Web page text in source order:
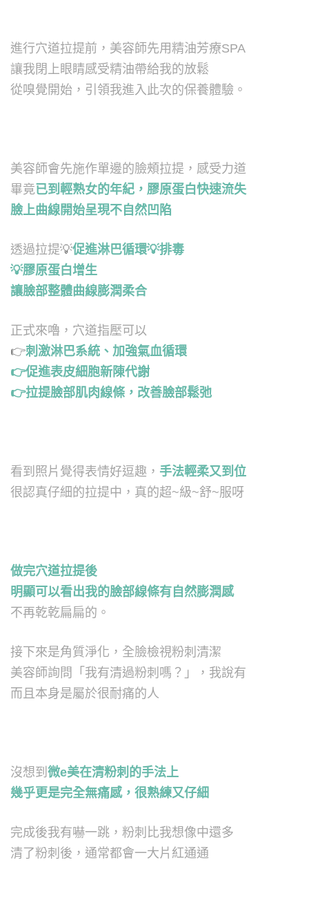
進行穴道拉提前，美容師先用精油芳療SPA
讓我閉上眼睛感受精油帶給我的放鬆
從嗅覺開始，引領我進入此次的保養體驗。
美容師會先施作單邊的臉頰拉提，感受力道
畢竟已到輕熟女的年紀，膠原蛋白快速流失
臉上曲線開始呈現不自然凹陷
透過拉提💡促進淋巴循環💡排毒
💡膠原蛋白增生
讓臉部整體曲線膨潤柔合
正式來嚕，穴道指壓可以
👉刺激淋巴系統、加強氣血循環
👉促進表皮細胞新陳代謝
👉拉提臉部肌肉線條，改善臉部鬆弛
看到照片覺得表情好逗趣， 手法輕柔又到位
很認真仔細的拉提中，真的超~級~舒~服呀
做完穴道拉提後
明顯可以看出我的臉部線條有自然膨潤感
不再乾乾扁扁的。
接下來是角質淨化，全臉檢視粉刺清潔
美容師詢問「我有清過粉刺嗎？」，我說有
而且本身是屬於很耐痛的人
沒想到 微e美在清粉刺的手法上
幾乎更是完全無痛感，很熟練又仔細
完成後我有嚇一跳，粉刺比我想像中還多
清了粉刺後，通常都會一大片紅通通